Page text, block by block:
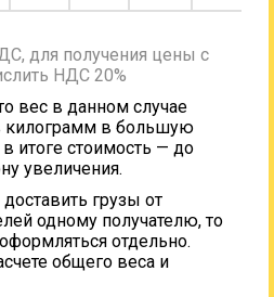
для получения цены с
НДС 20%
вес в данном случае
килограмм в большую
итоге стоимость — до
увеличения.
грузы от
одному получателю, то
отдельно.
общего веса и